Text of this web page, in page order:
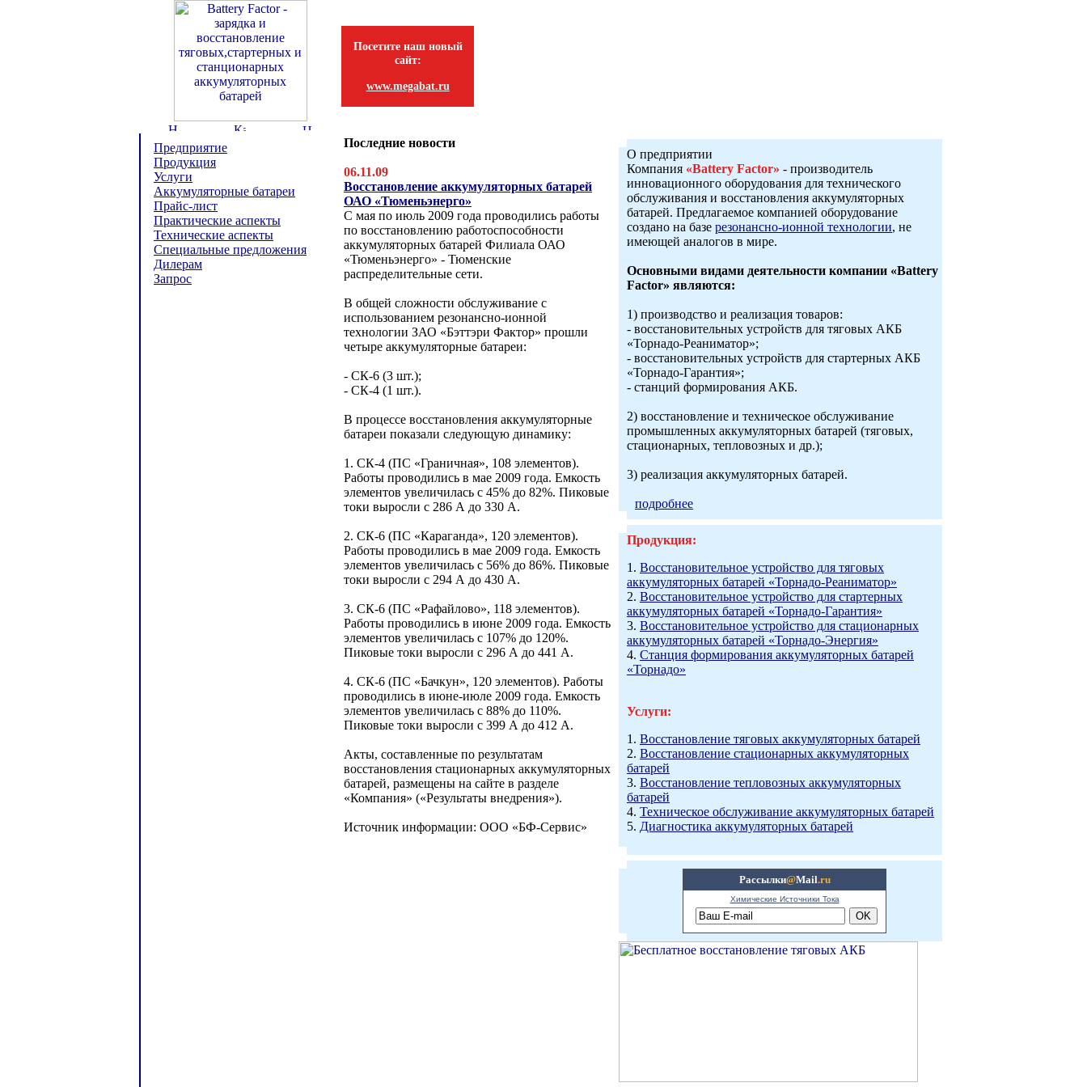
Посетите наш новый
сайт:
www.megabat.ru
Предприятие
Продукция
Услуги
Аккумуляторные батареи
Прайс-лист
Практические аспекты
Технические аспекты
Специальные предложения
Дилерам
Запрос
Последние новости
06.11.09
Восстановление аккумуляторных батарей
ОАО «Тюменьэнерго»
С мая по июль 2009 года проводились работы
по восстановлению работоспособности
аккумуляторных батарей Филиала ОАО
«Тюменьэнерго» - Тюменские
распределительные сети.
В общей сложности обслуживание с
использованием резонансно-ионной
технологии ЗАО «Бэттэри Фактор» прошли
четыре аккумуляторные батареи:
- СК-6 (3 шт.);
- СК-4 (1 шт.).
В процессе восстановления аккумуляторные
батареи показали следующую динамику:
1. СК-4 (ПС «Граничная», 108 элементов).
Работы проводились в мае 2009 года. Емкость
элементов увеличилась с 45% до 82%. Пиковые
токи выросли с 286 А до 330 А.
2. СК-6 (ПС «Караганда», 120 элементов).
Работы проводились в мае 2009 года. Емкость
элементов увеличилась с 56% до 86%. Пиковые
токи выросли с 294 А до 430 А.
3. СК-6 (ПС «Рафайлово», 118 элементов).
Работы проводились в июне 2009 года. Емкость
элементов увеличилась с 107% до 120%.
Пиковые токи выросли с 296 А до 441 А.
4. СК-6 (ПС «Бачкун», 120 элементов). Работы
проводились в июне-июле 2009 года. Емкость
элементов увеличилась с 88% до 110%.
Пиковые токи выросли с 399 А до 412 А.
Акты, составленные по результатам
восстановления стационарных аккумуляторных
батарей, размещены на сайте в разделе
«Компания» («Результаты внедрения»).
Источник информации: ООО «БФ-Сервис»
О предприятии
Компания «Battery Factor» - производитель
инновационного оборудования для технического
обслуживания и восстановления аккумуляторных
батарей. Предлагаемое компанией оборудование
создано на базе резонансно-ионной технологии, не
имеющей аналогов в мире.
Основными видами деятельности компании «Battery
Factor» являются:
1) производство и реализация товаров:
- восстановительных устройств для тяговых АКБ
«Торнадо-Реаниматор»;
- восстановительных устройств для стартерных АКБ
«Торнадо-Гарантия»;
- станций формирования АКБ.
2) восстановление и техническое обслуживание
промышленных аккумуляторных батарей (тяговых,
стационарных, тепловозных и др.);
3) реализация аккумуляторных батарей.
подробнее
Продукция:
1. Восстановительное устройство для тяговых
аккумуляторных батарей «Торнадо-Реаниматор»
2. Восстановительное устройство для стартерных
аккумуляторных батарей «Торнадо-Гарантия»
3. Восстановительное устройство для стационарных
аккумуляторных батарей «Торнадо-Энергия»
4. Станция формирования аккумуляторных батарей
«Торнадо»
Услуги:
1. Восстановление тяговых аккумуляторных батарей
2. Восстановление стационарных аккумуляторных
батарей
3. Восстановление тепловозных аккумуляторных
батарей
4. Техническое обслуживание аккумуляторных батарей
5. Диагностика аккумуляторных батарей
Рассылки@Mail.ru
Химические Источники Тока